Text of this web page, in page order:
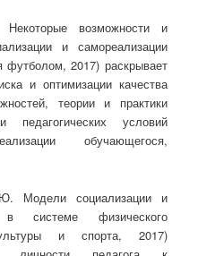
возможности и
и самореализации
2017) раскрывает
и оптимизации качества
теории и практики
педагогических условий
обучающегося,
Модели социализации и
в системе физического
и спорта, 2017)